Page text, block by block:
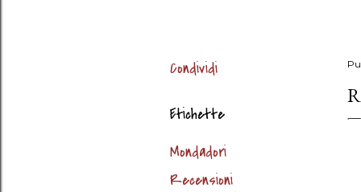
Condividi
Etichette
Mondadori
Recensioni